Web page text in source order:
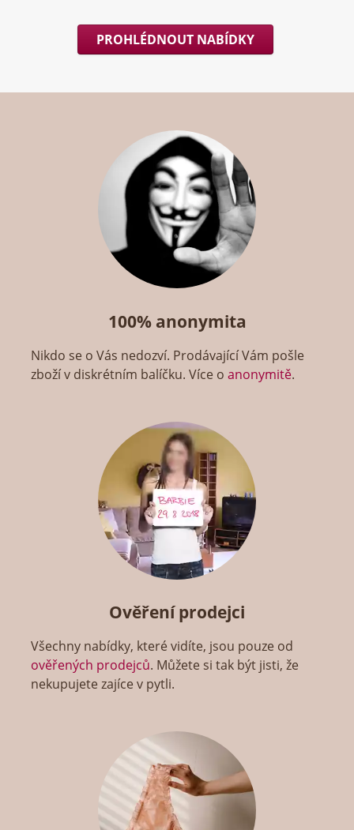
PROHLÉDNOUT NABÍDKY
100% anonymita
Nikdo se o Vás nedozví. Prodávající Vám pošle
zboží v diskrétním balíčku. Více oanonymitě.
Ověření prodejci
Všechny nabídky, které vidíte, jsou pouze od
ověřených prodejců. Můžete si tak být jisti, že
nekupujete zajíce v pytli.